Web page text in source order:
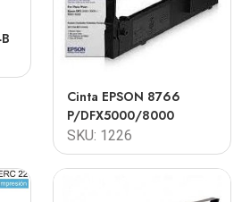
Cinta EPSON 8766
P/DFX5000/8000
SKU: 1226